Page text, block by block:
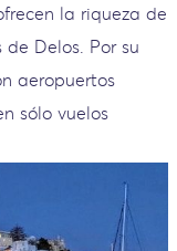
la riqueza de
Delos. Por su
aeropuertos
sólo vuelos